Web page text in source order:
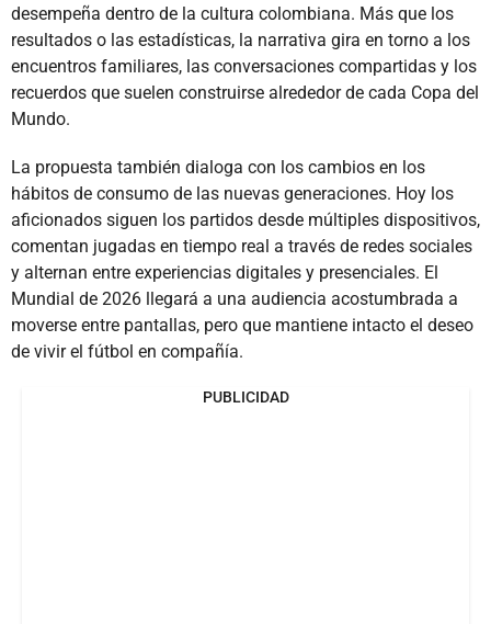
desempeña dentro de la cultura colombiana. Más que los
resultados o las estadísticas, la narrativa gira en torno a los
encuentros familiares, las conversaciones compartidas y los
recuerdos que suelen construirse alrededor de cada Copa del
Mundo.
La propuesta también dialoga con los cambios en los
hábitos de consumo de las nuevas generaciones. Hoy los
aficionados siguen los partidos desde múltiples dispositivos,
comentan jugadas en tiempo real a través de redes sociales
y alternan entre experiencias digitales y presenciales. El
Mundial de 2026 llegará a una audiencia acostumbrada a
moverse entre pantallas, pero que mantiene intacto el deseo
de vivir el fútbol en compañía.
PUBLICIDAD